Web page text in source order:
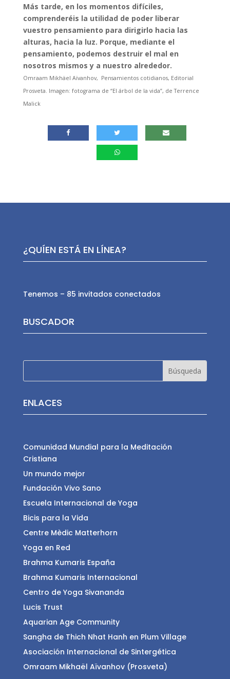
Más tarde, en los momentos difíciles,
comprenderéis la utilidad de poder liberar
vuestro pensamiento para dirigirlo hacia las
alturas, hacia la luz. Porque, mediante el
pensamiento, podemos destruir el mal en
nosotros mismos y a nuestro alrededor.
Omraam Mikhäel Aïvanhov, Pensamientos cotidianos, Editorial
Prosveta. Imagen: fotograma de “El árbol de la vida”, de Terrence
Malick
¿QUÍEN ESTÁ EN LÍNEA?
Tenemos – 85 invitados conectados
BUSCADOR
ENLACES
Comunidad Mundial para la Meditación
Cristiana
Un mundo mejor
Fundación Vivo Sano
Escuela Internacional de Yoga
Bicis para la Vida
Centre Mèdic Matterhorn
Yoga en Red
Brahma Kumaris España
Brahma Kumaris Internacional
Centro de Yoga Sivananda
Lucis Trust
Aquarian Age Community
Sangha de Thich Nhat Hanh en Plum Village
Asociación Internacional de Sintergética
Omraam Mikhaël Aïvanhov (Prosveta)